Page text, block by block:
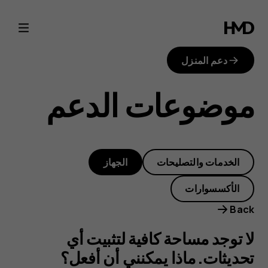
لا
توجد
مساحة
كافية
لتثبيت
أي
تحديثات.
ماذا
دعم المنزل
موضوعات الدعم
الخدمات والتصليحات الجهاز
الأكسسوارات
Back
لا توجد مساحة كافية لتثبيت أي
تحديثات. ماذا يمكنني أن أفعل؟